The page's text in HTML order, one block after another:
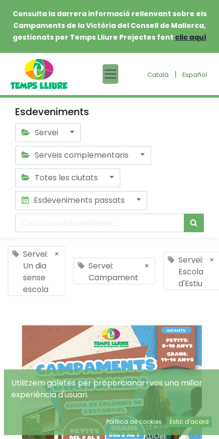
Consulta la darrera informació rellenvant sobre els
Campaments de la Victòria del Consell de Mallorca,
gestionats per Temps Lliure Projectes fent clic aquí
Català | Español
Esdeveniments
Servei
Serveis complementaris
Totes les ciutats
Esdeveniments passats
Servei:
Un dia
sense
escola
×
Servei:
Campament
×
Servei:
Escola
d'Estiu
×
Utilitzem galetes per proporcionar-vos una millor
experiència d'usuari.
Política de cookies Estic d'acord